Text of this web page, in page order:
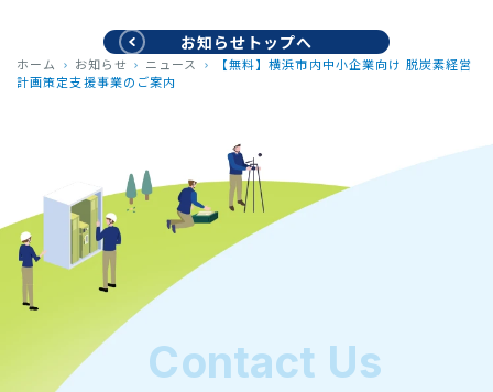
お知らせトップへ
ホーム お知らせ ニュース
【無料】横浜市内中小企業向け 脱炭素経営
計画策定支援事業のご案内
Contact Us